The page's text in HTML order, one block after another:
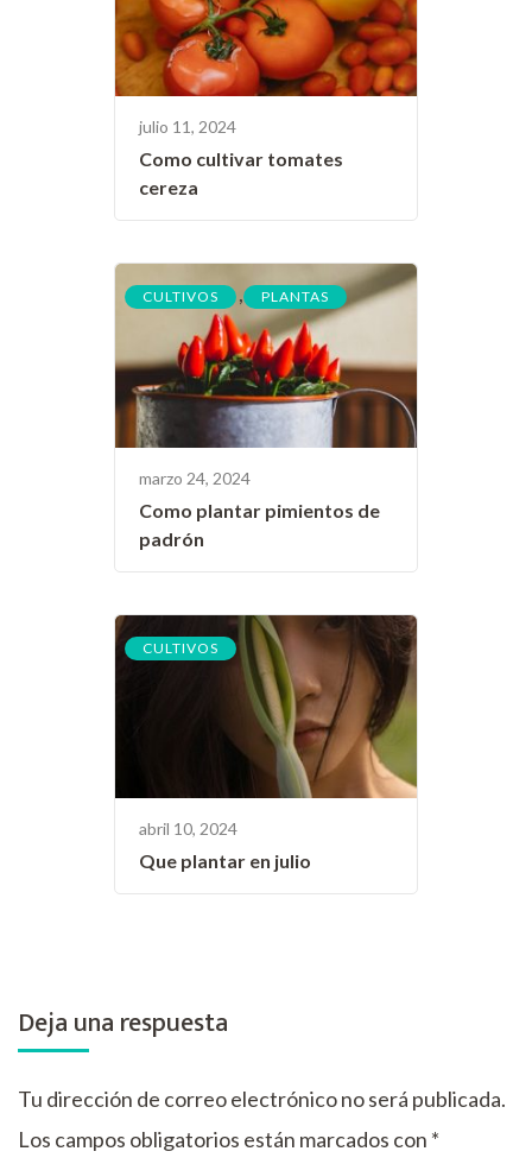
julio 11, 2024
Como cultivar tomates
cereza
CULTIVOS , PLANTAS
marzo 24, 2024
Como plantar pimientos de
padrón
CULTIVOS
abril 10, 2024
Que plantar en julio
Deja una respuesta
Tu dirección de correo electrónico no será publicada.
Los campos obligatorios están marcados con *